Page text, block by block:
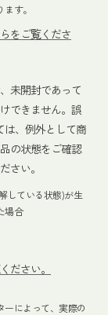
す。
をご覧くださ
未開封であって
できません。誤
は、例外として商
の状態をご確認
さい。
している状態)が生
場合
ださい。
ーによって、実際の